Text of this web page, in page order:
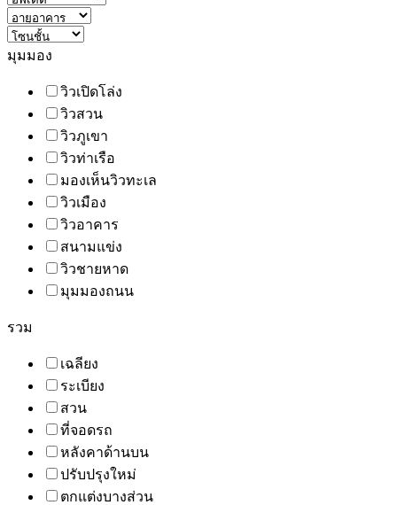
มุมมอง
วิวเปิดโล่ง
วิวสวน
วิวภูเขา
วิวท่าเรือ
มองเห็นวิวทะเล
วิวเมือง
วิวอาคาร
สนามแข่ง
วิวชายหาด
มุมมองถนน
รวม
เฉลียง
ระเบียง
สวน
ที่จอดรถ
หลังคาด้านบน
ปรับปรุงใหม่
ตกแต่งบางส่วน